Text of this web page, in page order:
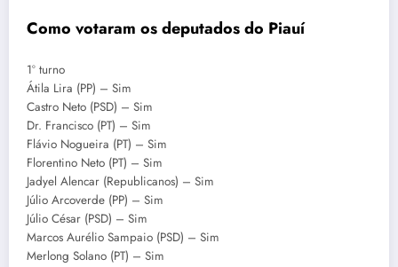
Como votaram os deputados do Piauí
1º turno
Átila Lira (PP) – Sim
Castro Neto (PSD) – Sim
Dr. Francisco (PT) – Sim
Flávio Nogueira (PT) – Sim
Florentino Neto (PT) – Sim
Jadyel Alencar (Republicanos) – Sim
Júlio Arcoverde (PP) – Sim
Júlio César (PSD) – Sim
Marcos Aurélio Sampaio (PSD) – Sim
Merlong Solano (PT) – Sim